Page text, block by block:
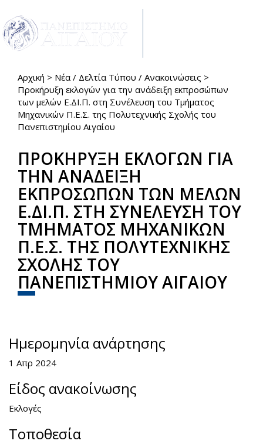
Παράκαμψη προς το κυρίως περιεχόμενο
Είστε εδώ
Αρχική > Νέα / Δελτία Τύπου / Ανακοινώσεις >
Προκήρυξη εκλογών για την ανάδειξη εκπροσώπων
των μελών Ε.ΔΙ.Π. στη Συνέλευση του Τμήματος
Μηχανικών Π.Ε.Σ. της Πολυτεχνικής Σχολής του
Πανεπιστημίου Αιγαίου
ΠΡΟΚΗΡΥΞΗ ΕΚΛΟΓΩΝ ΓΙΑ
ΤΗΝ ΑΝΑΔΕΙΞΗ
ΕΚΠΡΟΣΩΠΩΝ ΤΩΝ ΜΕΛΩΝ
Ε.ΔΙ.Π. ΣΤΗ ΣΥΝΕΛΕΥΣΗ ΤΟΥ
ΤΜΗΜΑΤΟΣ ΜΗΧΑΝΙΚΩΝ
Π.Ε.Σ. ΤΗΣ ΠΟΛΥΤΕΧΝΙΚΗΣ
ΣΧΟΛΗΣ ΤΟΥ
ΠΑΝΕΠΙΣΤΗΜΙΟΥ ΑΙΓΑΙΟΥ
Ημερομηνία ανάρτησης
1 Απρ 2024
Είδος ανακοίνωσης
Εκλογές
Τοποθεσία